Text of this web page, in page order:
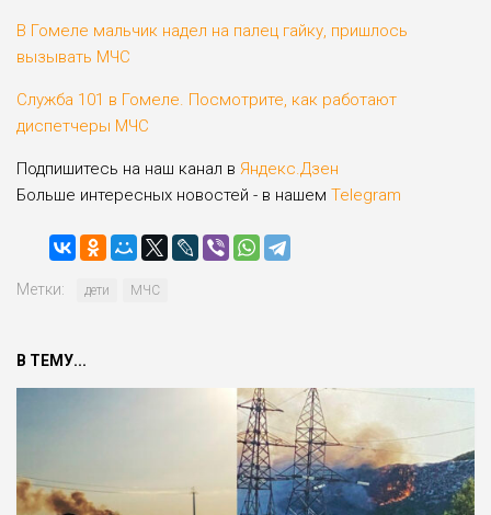
В Гомеле мальчик надел на палец гайку, пришлось
вызывать МЧС
Служба 101 в Гомеле. Посмотрите, как работают
диспетчеры МЧС
Подпишитесь на наш канал в Яндекс.Дзен
Больше интересных новостей - в нашем Telegram
Метки: дети МЧС
В ТЕМУ...